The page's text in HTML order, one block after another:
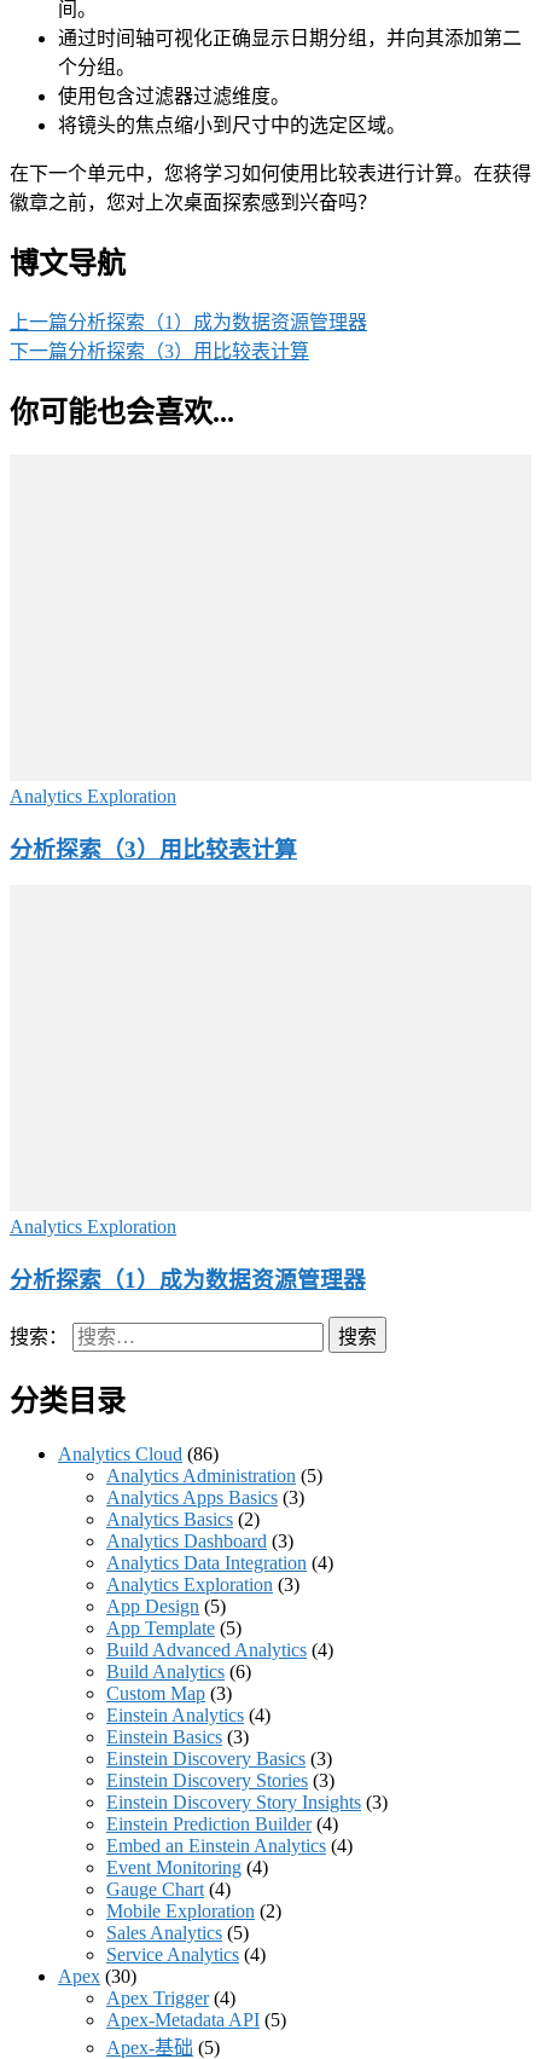
间。
通过时间轴可视化正确显示日期分组，并向其添加第二
个分组。
使用包含过滤器过滤维度。
将镜头的焦点缩小到尺寸中的选定区域。
在下一个单元中，您将学习如何使用比较表进行计算。在获得
徽章之前，您对上次桌面探索感到兴奋吗？
博文导航
上一篇分析探索（1）成为数据资源管理器
下一篇分析探索（3）用比较表计算
你可能也会喜欢...
Analytics Exploration
分析探索（3）用比较表计算
Analytics Exploration
分析探索（1）成为数据资源管理器
搜索：
分类目录
Analytics Cloud (86)
Analytics Administration (5)
Analytics Apps Basics (3)
Analytics Basics (2)
Analytics Dashboard (3)
Analytics Data Integration (4)
Analytics Exploration (3)
App Design (5)
App Template (5)
Build Advanced Analytics (4)
Build Analytics (6)
Custom Map (3)
Einstein Analytics (4)
Einstein Basics (3)
Einstein Discovery Basics (3)
Einstein Discovery Stories (3)
Einstein Discovery Story Insights (3)
Einstein Prediction Builder(4)
Embed an Einstein Analytics (4)
Event Monitoring (4)
Gauge Chart (4)
Mobile Exploration (2)
Sales Analytics (5)
Service Analytics (4)
Apex (30)
Apex Trigger(4)
Apex-Metadata API (5)
Apex-基础 (5)